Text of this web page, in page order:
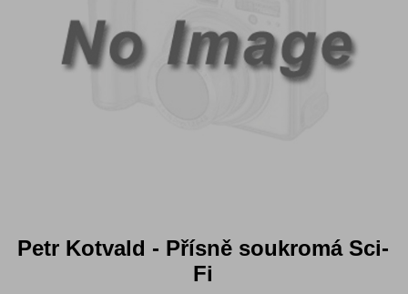
Petr Kotvald - Přísně soukromá Sci-
Fi